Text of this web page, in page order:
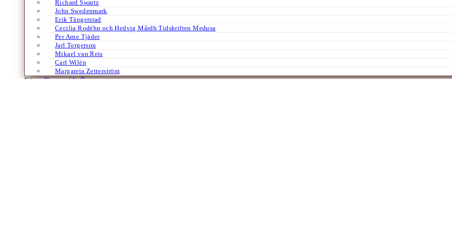
Richard Swartz
John Swedenmark
Erik Tängerstad
Cecilia Rodéhn och Hedvig Mårdh Tidskriften Medusa
Per Arne Tjäder
Jarl Torgerson
Mikael van Reis
Carl Wilén
Margareta Zetterström
Efter:Datum /A-Ö